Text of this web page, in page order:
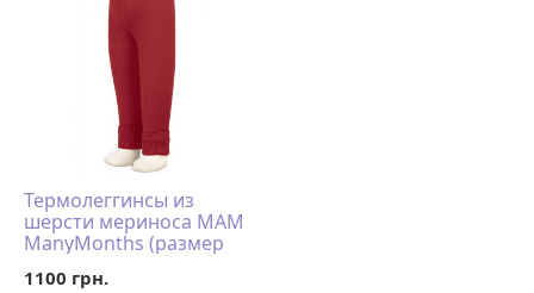
Термолеггинсы из
шерсти мериноса MAM
ManyMonths (размер
1100 грн.